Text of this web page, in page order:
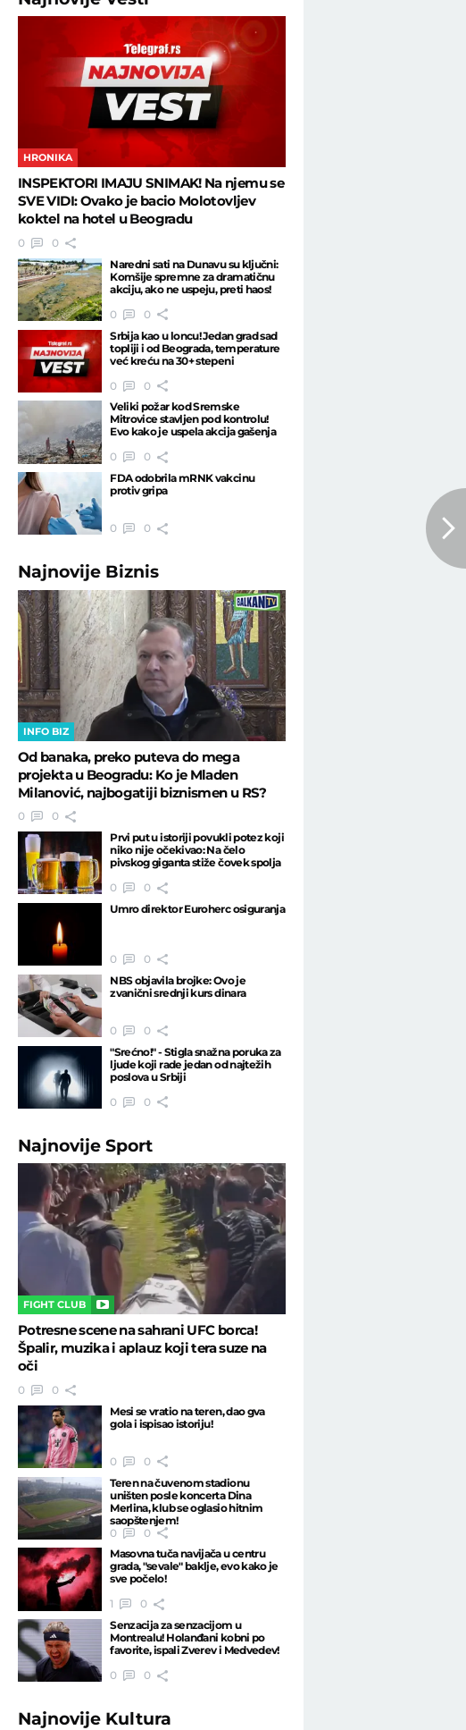
HRONIKA
INSPEKTORI IMAJU SNIMAK! Na njemu se
SVE VIDI: Ovako je bacio Molotovljev
koktel na hotel u Beogradu
0
0
Naredni sati na Dunavu su ključni:
Komšije spremne za dramatičnu
akciju, ako ne uspeju, preti haos!
0
0
Srbija kao u loncu! Jedan grad sad
topliji i od Beograda, temperature
već kreću na 30+ stepeni
0
0
Veliki požar kod Sremske
Mitrovice stavljen pod kontrolu!
Evo kako je uspela akcija gašenja
0
0
FDA odobrila mRNK vakcinu
protiv gripa
0 0
Najnovije Biznis
INFO BIZ
Od banaka, preko puteva do mega
projekta u Beogradu: Ko je Mladen
Milanović, najbogatiji biznismen u RS?
0
0
Prvi put u istoriji povukli potez koji
niko nije očekivao: Na čelo
pivskog giganta stiže čovek spolja
0
0
Umro direktor Euroherc osiguranja
0
0
NBS objavila brojke: Ovo je
zvanični srednji kurs dinara
0
0
"Srećno!" - Stigla snažna poruka za
ljude koji rade jedan od najtežih
poslova u Srbiji
0
0
NajnovijeSport
FIGHT CLUB
Potresne scene na sahrani UFC borca!
Špalir, muzika i aplauz koji tera suze na
oči
0
0
Mesi se vratio na teren, dao gva
gola i ispisao istoriju!
0
0
Teren na čuvenom stadionu
uništen posle koncerta Dina
Merlina, klub se oglasio hitnim
saopštenjem!
0
0
Masovna tuča navijača u centru
grada, "sevale" baklje, evo kako je
sve počelo!
1
0
Senzacija za senzacijom u
Montrealu! Holanđani kobni po
favorite, ispali Zverev i Medvedev!
0
0
Najnovije Kultura